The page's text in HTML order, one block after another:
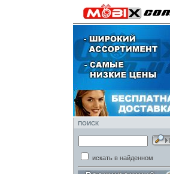
ПОИСК
искать в найденном